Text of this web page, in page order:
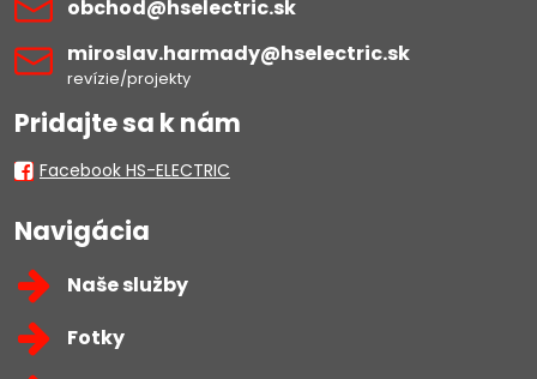
obchod​@hselectric​.sk
miroslav​.harmady​@hselectric​.sk
revízie/projekty
Pridajte sa k nám
Facebook HS-ELECTRIC
Navigácia
Naše služby
Fotky